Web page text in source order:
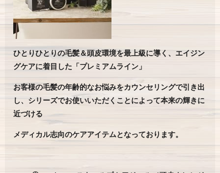
ひとりひとりの毛髪＆頭皮環境を最上級に導く、エイジン
グケアに着目した「プレミアムライン」
お客様の毛髪の年齢的なお悩みをカウンセリングで引き出
し、シリーズでお使いいただくことによって本来の輝きに
近づける
メディカル志向のケアアイテムとなっております。